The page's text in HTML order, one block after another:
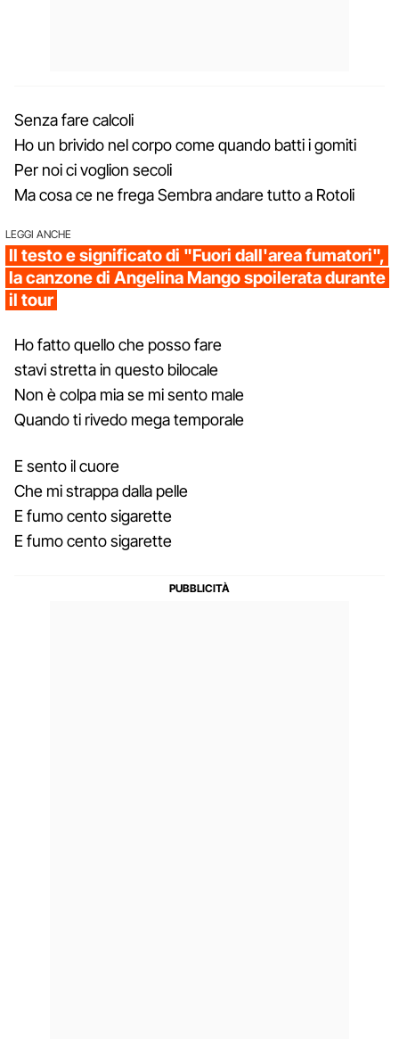
Senza fare calcoli
Ho un brivido nel corpo come quando batti i gomiti
Per noi ci voglion secoli
Ma cosa ce ne frega Sembra andare tutto a Rotoli
LEGGI ANCHE
Il testo e significato di "Fuori dall'area fumatori",
la canzone di Angelina Mango spoilerata durante
il tour
Ho fatto quello che posso fare
stavi stretta in questo bilocale
Non è colpa mia se mi sento male
Quando ti rivedo mega temporale
E sento il cuore
Che mi strappa dalla pelle
E fumo cento sigarette
E fumo cento sigarette